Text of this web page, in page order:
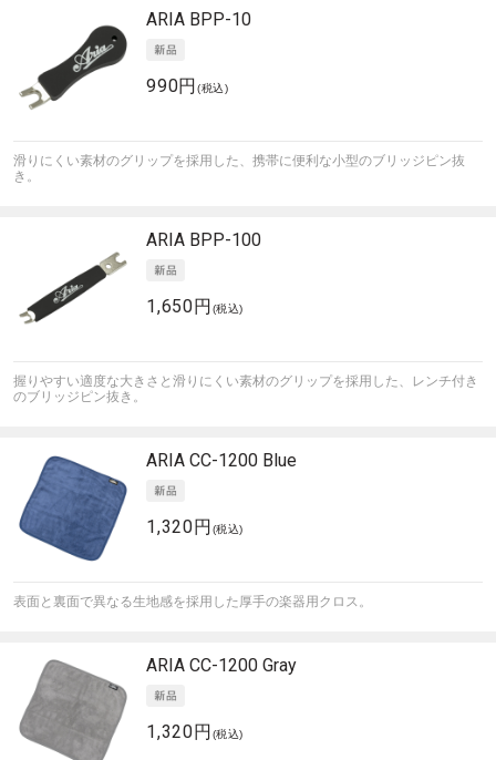
ARIA BPP-10
990円(税込)
滑りにくい素材のグリップを採用した、携帯に便利な小型のブリッジピン抜
き。
ARIA BPP-100
1,650円 (税込)
握りやすい適度な大きさと滑りにくい素材のグリップを採用した、レンチ付き
のブリッジピン抜き。
ARIA CC-1200 Blue
1,320円 (税込)
表面と裏面で異なる生地感を採用した厚手の楽器用クロス。
ARIA CC-1200 Gray
1,320円 (税込)